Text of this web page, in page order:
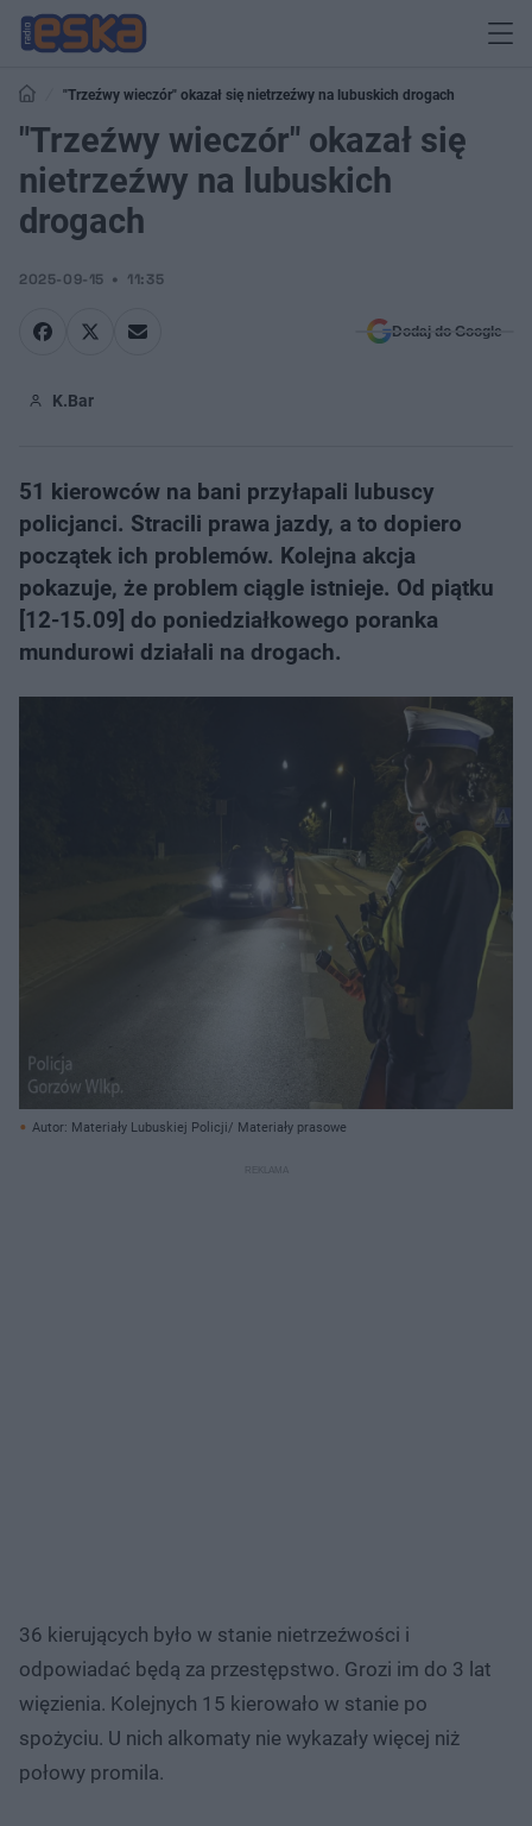
"Trzeźwy wieczór" okazał się nietrzeźwy na lubuskich drogach
"Trzeźwy wieczór" okazał się
nietrzeźwy na lubuskich
drogach
2025-09-15 11:35
Dodaj do Google
K.Bar
51 kierowców na bani przyłapali lubuscy
policjanci. Stracili prawa jazdy, a to dopiero
początek ich problemów. Kolejna akcja
pokazuje, że problem ciągle istnieje. Od piątku
[12-15.09] do poniedziałkowego poranka
mundurowi działali na drogach.
Autor: Materiały Lubuskiej Policji/ Materiały prasowe
36 kierujących było w stanie nietrzeźwości i
odpowiadać będą za przestępstwo. Grozi im do 3 lat
więzienia. Kolejnych 15 kierowało w stanie po
spożyciu. U nich alkomaty nie wykazały więcej niż
połowy promila.